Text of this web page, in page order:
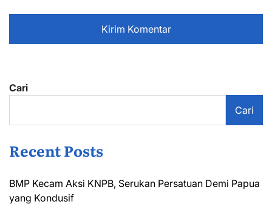
Cari
Cari
Recent Posts
BMP Kecam Aksi KNPB, Serukan Persatuan Demi Papua
yang Kondusif